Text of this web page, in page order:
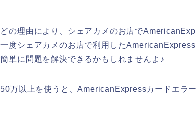
の理由により、シェアカメのお店で
度シェアカメのお店で利用した
単に問題を解決できるかもしれませんよ♪
万以上を使うと、AmericanExpressカードエラ